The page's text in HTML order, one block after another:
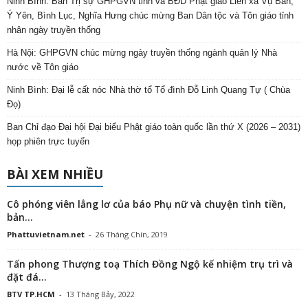
Ý Yên, Bình Lục, Nghĩa Hưng chúc mừng Ban Dân tộc và Tôn giáo tỉnh
nhân ngày truyền thống
Hà Nội: GHPGVN chúc mừng ngày truyền thống ngành quản lý Nhà
nước về Tôn giáo
Ninh Bình: Đại lễ cất nóc Nhà thờ tổ Tổ đình Đỗ Linh Quang Tự ( Chùa
Đọ)
Ban Chỉ đạo Đại hội Đại biểu Phật giáo toàn quốc lần thứ X (2026 – 2031)
họp phiên trực tuyến
BÀI XEM NHIỀU
Cô phóng viên lẳng lơ của báo Phụ nữ và chuyện tình tiền,
bản...
Phattuvietnam.net - 26 Tháng Chín, 2019
Tấn phong Thượng toạ Thích Đồng Ngộ kế nhiệm trụ trì và
đặt đá...
BTV TP.HCM - 13 Tháng Bảy, 2022